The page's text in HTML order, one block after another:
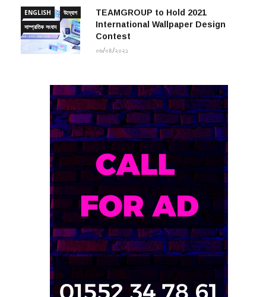
ENGLISH
উদ্যোগ
সাম্প্রতিক সংবাদ
TEAMGROUP to Hold 2021
International Wallpaper Design
Contest